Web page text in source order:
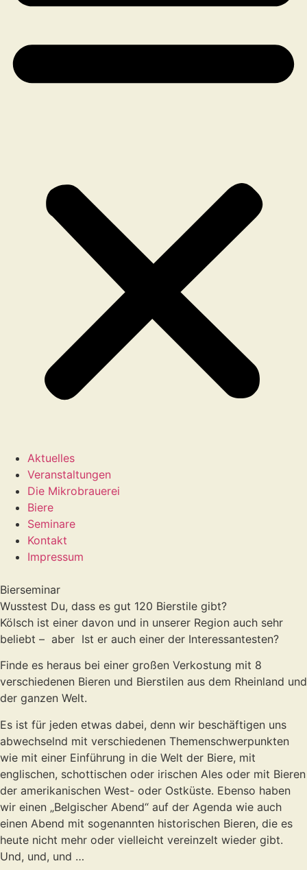
Aktuelles
Veranstaltungen
Die Mikrobrauerei
Biere
Seminare
Kontakt
Impressum
Bierseminar
Wusstest Du, dass es gut 120 Bierstile gibt?
Kölsch ist einer davon und in unserer Region auch sehr
beliebt – aber Ist er auch einer der Interessantesten?
Finde es heraus bei einer großen Verkostung mit 8
verschiedenen Bieren und Bierstilen aus dem Rheinland und
der ganzen Welt.
Es ist für jeden etwas dabei, denn wir beschäftigen uns
abwechselnd mit verschiedenen Themenschwerpunkten
wie mit einer Einführung in die Welt der Biere, mit
englischen, schottischen oder irischen Ales oder mit Bieren
der amerikanischen West- oder Ostküste. Ebenso haben
wir einen „Belgischer Abend“ auf der Agenda wie auch
einen Abend mit sogenannten historischen Bieren, die es
heute nicht mehr oder vielleicht vereinzelt wieder gibt.
Und, und, und …